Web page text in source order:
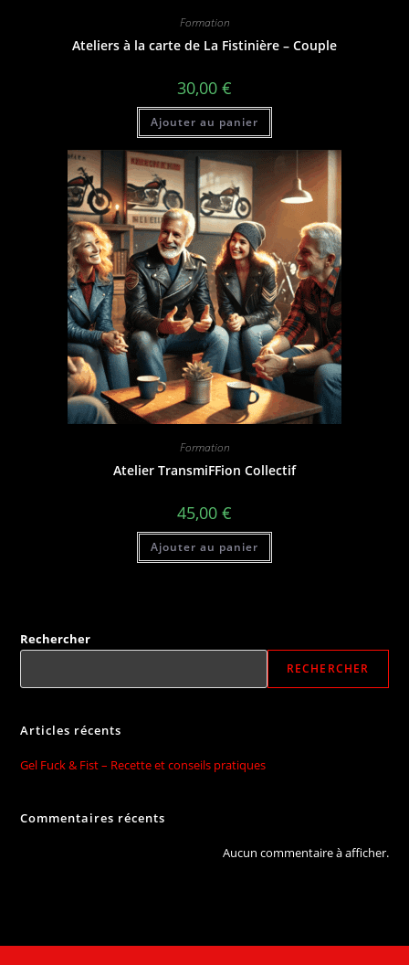
Formation
Ateliers à la carte de La Fistinière – Couple
30,00 €
Ajouter au panier
Formation
Atelier TransmiFFion Collectif
45,00 €
Ajouter au panier
Rechercher
RECHERCHER
Articles récents
Gel Fuck & Fist – Recette et conseils pratiques
Commentaires récents
Aucun commentaire à afficher.